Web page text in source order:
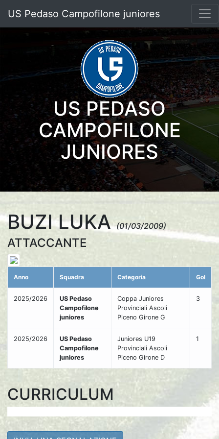
US Pedaso Campofilone juniores
US PEDASO
CAMPOFILONE
JUNIORES
BUZI LUKA(01/03/2009)
ATTACCANTE
Anno Squadra Categoria Gol
2025/2026
US Pedaso
Campofilone
juniores
Coppa Juniores
Provinciali Ascoli
Piceno Girone G
3
2025/2026
US Pedaso
Campofilone
juniores
Juniores U19
Provinciali Ascoli
Piceno Girone D
1
CURRICULUM